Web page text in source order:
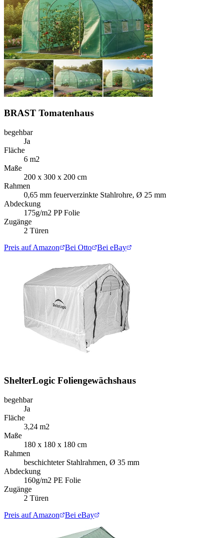
BRAST Tomatenhaus
begehbar
Ja
Fläche
6 m2
Maße
200 x 300 x 200 cm
Rahmen
0,65 mm feuerverzinkte Stahlrohre, Ø 25 mm
Abdeckung
175g/m2 PP Folie
Zugänge
2 Türen
Preis auf Amazon
Bei Otto Bei eBay
ShelterLogic Foliengewächshaus
begehbar
Ja
Fläche
3,24 m2
Maße
180 x 180 x 180 cm
Rahmen
beschichteter Stahlrahmen, Ø 35 mm
Abdeckung
160g/m2 PE Folie
Zugänge
2 Türen
Preis auf Amazon
Bei eBay